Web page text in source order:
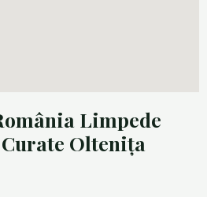
Limpede
Oltenița